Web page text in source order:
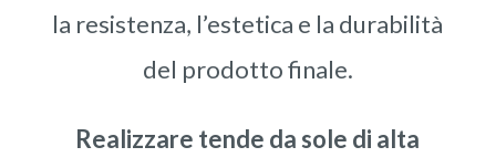
la resistenza, l’estetica e la durabilità
del prodotto finale.
Realizzare tende da sole di alta